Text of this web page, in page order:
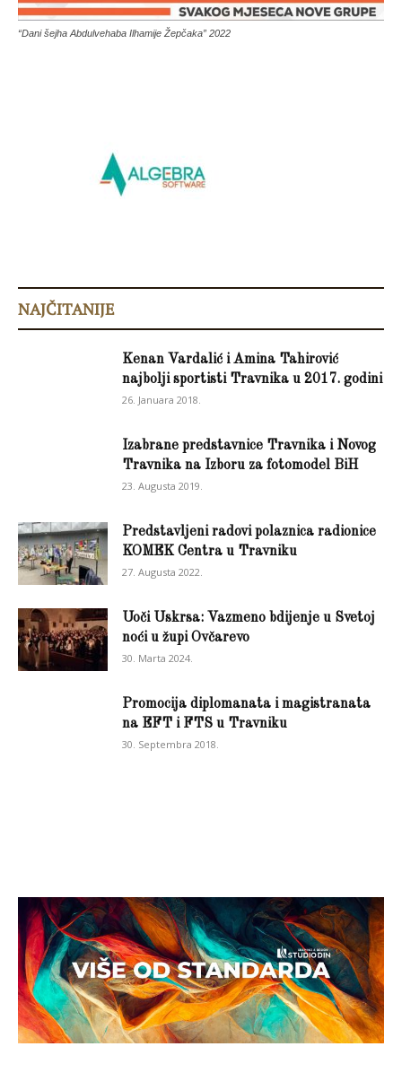
“Dani šejha Abdulvehaba Ilhamije Žepčaka” 2022
NAJČITANIJE
Kenan Vardalić i Amina Tahirović
najbolji sportisti Travnika u 2017. godini
26. Januara 2018.
Izabrane predstavnice Travnika i Novog
Travnika na Izboru za fotomodel BiH
23. Augusta 2019.
Predstavljeni radovi polaznica radionice
KOMEK Centra u Travniku
27. Augusta 2022.
Uoči Uskrsa: Vazmeno bdijenje u Svetoj
noći u župi Ovčarevo
30. Marta 2024.
Promocija diplomanata i magistranata
na EFT i FTS u Travniku
30. Septembra 2018.